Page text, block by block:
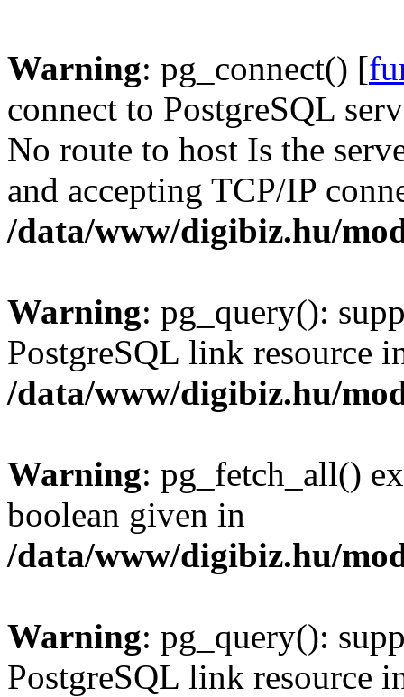
Warning: pg_connect() [
connect to PostgreSQL
No route to host Is the
and accepting TCP/IP
/data/www/digibiz.hu/
Warning: pg_query():
PostgreSQL link resource
/data/www/digibiz.hu/
Warning: pg_fetch_all()
boolean given in
/data/www/digibiz.hu/
Warning: pg_query():
PostgreSQL link resource